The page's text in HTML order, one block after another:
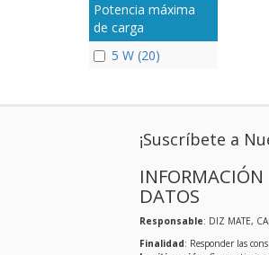
Potencia máxima
de carga
5 W (20)
¡Suscríbete a
INFORMACIÓN
DATOS
Responsable: DIZ MATE,
Finalidad: Responder las